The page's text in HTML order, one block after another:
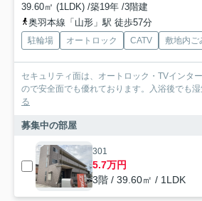
39.60㎡ (1LDK) /築19年 /3階建
奥羽本線「山形」駅 徒歩57分
駐輪場 オートロック CATV 敷地内ご
セキュリティ面は、オートロック・TVインタ
ので安全面でも優れております。入浴後でも
る
募集中の部屋
301
5.7万円
3階 / 39.60㎡ / 1LDK